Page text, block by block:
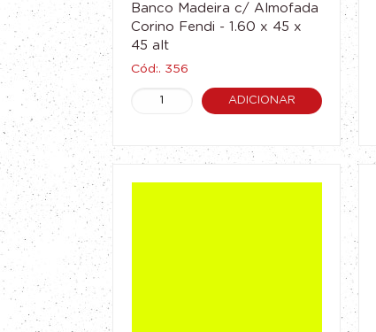
Banco Madeira c/ Almofada
Corino Fendi - 1.60 x 45 x
45 alt
Cód:. 356
ADICIONAR